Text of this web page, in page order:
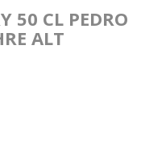
50 CL PEDRO
ALT